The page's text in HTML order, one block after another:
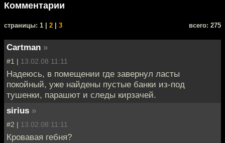
Комментарии
cтраницы: 1 | 2 3 всего: 275
Cartman »
#1 | 13.02.08 11:11
Надеюсь, в помещении где завернул ласты
покойный, уже найдены пустые банки из-под
тушенки, парашют и следы кирзачей.
sirius »
#2 | 13.02.08 11:11
Кровавая гебня?